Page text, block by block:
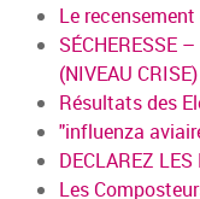
Le
SÉCHERESSE
(NIVEAU CRISE)
Résultats des
"influenza
DECLAREZ
Les